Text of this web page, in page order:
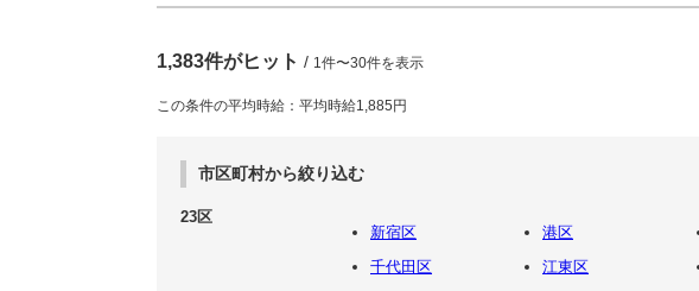
1,383件がヒット / 1件〜30件を表示
この条件の平均時給：平均時給1,885円
市区町村から絞り込む
23区
新宿区
港区
千代田区
江東区